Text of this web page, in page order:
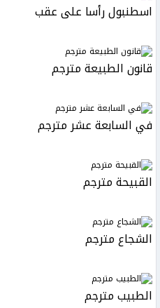
اسطنبول رأسا على عقب
قانون الطبيعة مترجم
في السابعة عشر مترجم
القبيحة مترجم
الشجاع مترجم
الطبيب مترجم